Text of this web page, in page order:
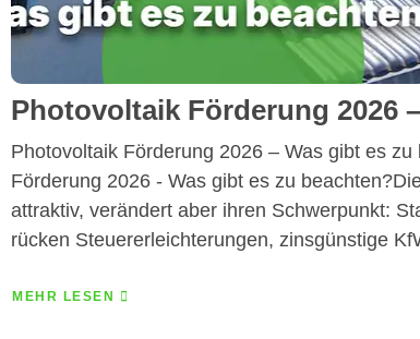
Photovoltaik Förderung 2026
Photovoltaik Förderung 2026 – Was gibt es
Förderung 2026 - Was gibt es zu
attraktiv, verändert aber ihren Schwerpunkt:
rücken Steuererleichterungen, zinsgünstige
MEHR LESEN